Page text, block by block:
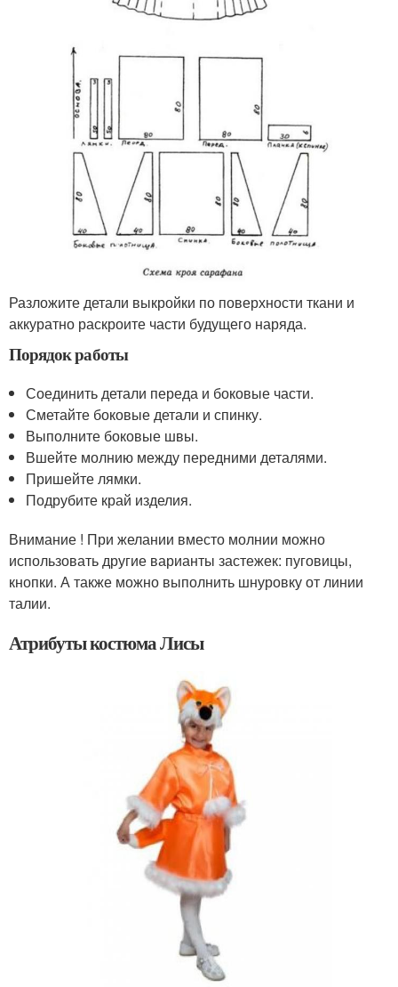
Разложите детали выкройки по поверхности ткани и
аккуратно раскроите части будущего наряда.
Порядок работы
Соединить детали переда и боковые части.
Сметайте боковые детали и спинку.
Выполните боковые швы.
Вшейте молнию между передними деталями.
Пришейте лямки.
Подрубите край изделия.
Внимание ! При желании вместо молнии можно
использовать другие варианты застежек: пуговицы,
кнопки. А также можно выполнить шнуровку от линии
талии.
Атрибуты костюма Лисы